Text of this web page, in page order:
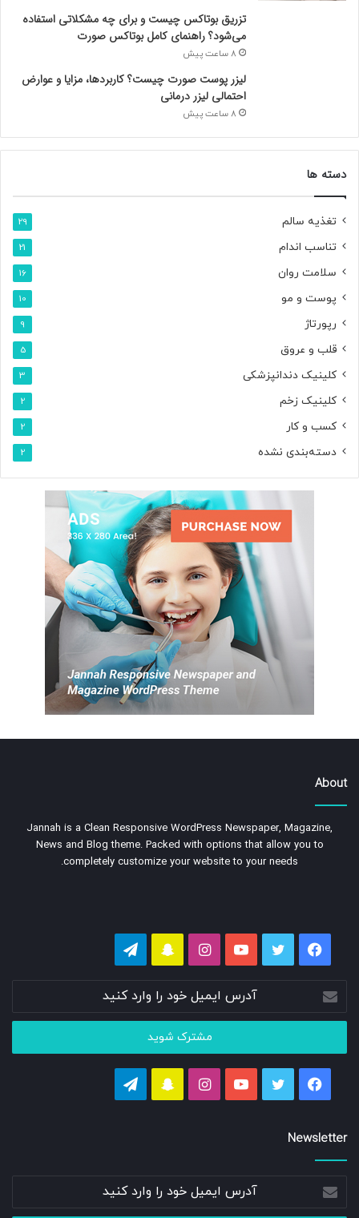
تزریق بوتاکس چیست و برای چه مشکلاتی استفاده
می‌شود؟ راهنمای کامل بوتاکس صورت
8 ساعت پیش
لیزر پوست صورت چیست؟ کاربردها، مزایا و عوارض
احتمالی لیزر درمانی
8 ساعت پیش
دسته ها
تغذیه سالم 29
تناسب اندام 21
سلامت روان 16
پوست و مو 10
رپورتاژ 9
قلب و عروق 5
کلینیک دندانپزشکی 3
کلینیک زخم 2
کسب و کار 2
دسته‌بندی نشده 2
About
Jannah is a Clean Responsive WordPress Newspaper, Magazine,
News and Blog theme. Packed with options that allow you to
completely customize your website to your needs.
فیسبوک توییتر یوتیوب اینستاگرام
اسنپ
آدرس
ایمیل
خود
وارد
کنید
فیسبوک توییتر یوتیوب اینستاگرام
اسنپ
Newsletter
آدرس
ایمیل